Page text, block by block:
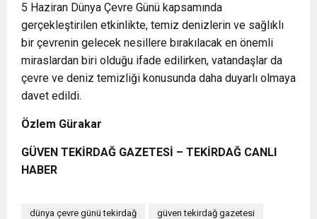
5 Haziran Dünya Çevre Günü kapsamında
gerçekleştirilen etkinlikte, temiz denizlerin ve sağlıklı
bir çevrenin gelecek nesillere bırakılacak en önemli
miraslardan biri olduğu ifade edilirken, vatandaşlar da
çevre ve deniz temizliği konusunda daha duyarlı olmaya
davet edildi.
Özlem Gürakar
GÜVEN TEKİRDAĞ GAZETESİ – TEKİRDAĞ CANLI
HABER
dünya çevre günü tekirdağ güven tekirdağ gazetesi